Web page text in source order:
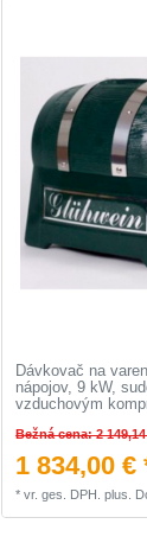
Dávkovač na
nápojov, 9 kW,
vzduchovým
Bežná cena: 2
1 834,00 €
*vr. ges. DPH. plus.